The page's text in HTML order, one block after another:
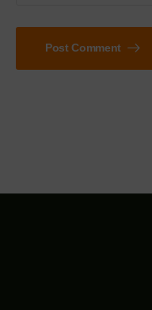
Post Comment